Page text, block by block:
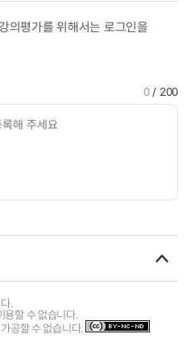
의평가를 위해서는 로그인을
0/ 200
.
용할 수 없습니다.
공할 수 없습니다.